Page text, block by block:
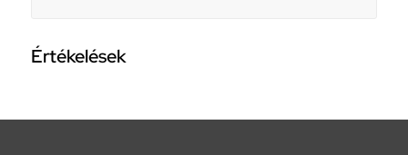
Értékelések